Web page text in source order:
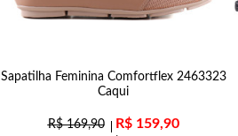
Sapatilha Feminina Comfortflex 2463323
Caqui
R$169,90 R$159,90